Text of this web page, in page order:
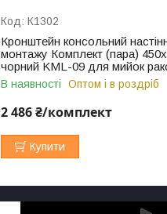
К1302
Кронштейн консольний
монтажу Комплект (пара)
чорний KML-09 для мийок
В наявності Оптом і в роздріб
2 486 ₴/комплект
Купити